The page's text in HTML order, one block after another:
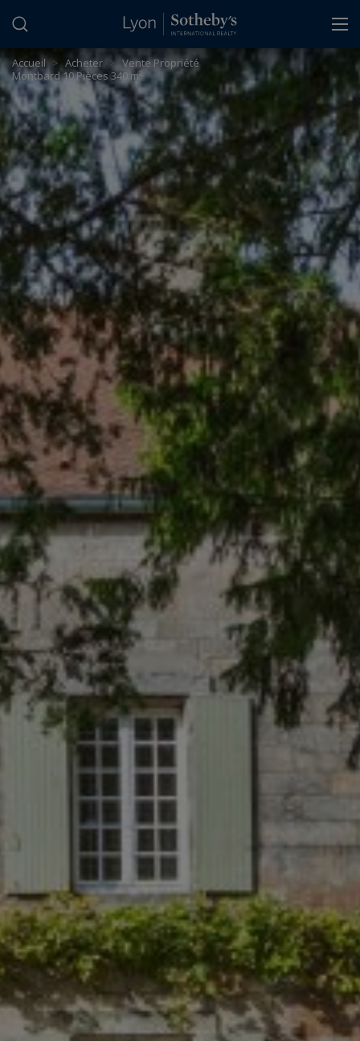
Accueil > Acheter > Vente Propriété
Montbard 10 Pièces 340 m²